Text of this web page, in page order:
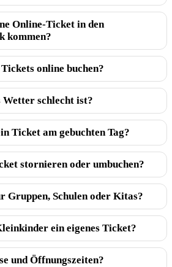
Online-Ticket in den
kommen?
online buchen?
Wetter schlecht ist?
Ticket am gebuchten Tag?
stornieren oder umbuchen?
Gruppen, Schulen oder Kitas?
ein eigenes Ticket?
und Öffnungszeiten?